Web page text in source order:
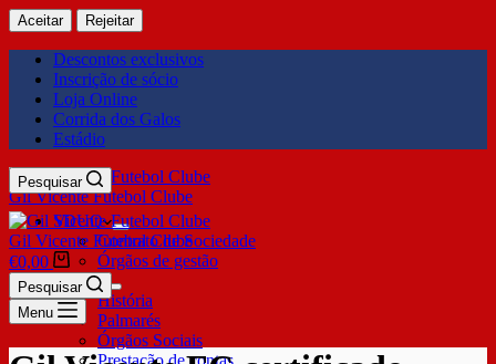
Aceitar Rejeitar
Descontos exclusivos
Inscrição de sócio
Loja Online
Corrida dos Galos
Estádio
Gil Vicente Futebol Clube
Pesquisar
SDUQ
Contrato de Sociedade
Órgãos de gestão
Clube
História
Palmarés
Órgãos Sociais
Prestação de contas
Gil Vicente Futebol Clube
€0,00
Pesquisar
Menu